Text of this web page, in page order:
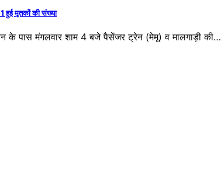
मृतकों की संख्या
पास मंगलवार शाम 4 बजे पैसेंजर ट्रेन (मेमू) व मालगाड़ी की…